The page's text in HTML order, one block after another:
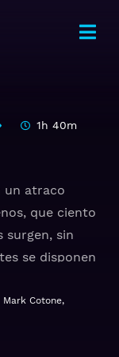
1h 40m
un atraco
que ciento
surgen, sin
se disponen
quedarse con
oportunidad
la vida de su
se ha
Mark Cotone,